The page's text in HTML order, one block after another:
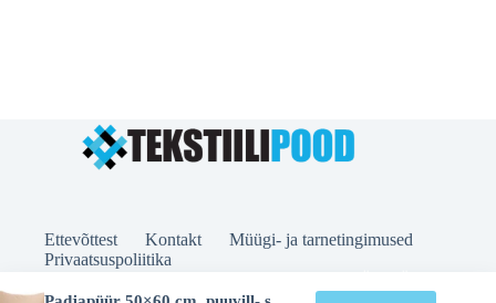
Ettevõttest Kontakt
Müügi- ja tarnetingimused
Privaatsuspoliitika
52B, TALLINN | EMAIL: INFO@TEKSTIILIPOOD.EE |